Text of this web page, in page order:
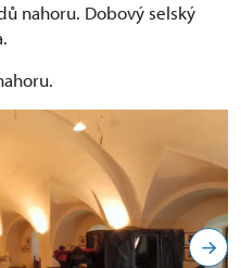
nahoru. Dobový selský